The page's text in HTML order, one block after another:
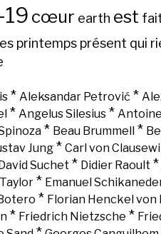
cœur earth est
printemps présent qui
* Aleksandar Petrović *
* Angelus Silesius *
* Beau Brummell *
Jung * Carl von
David Suchet * Didier Raoult *
* Emanuel
* Florian Henckel
* Friedrich Nietzsche *